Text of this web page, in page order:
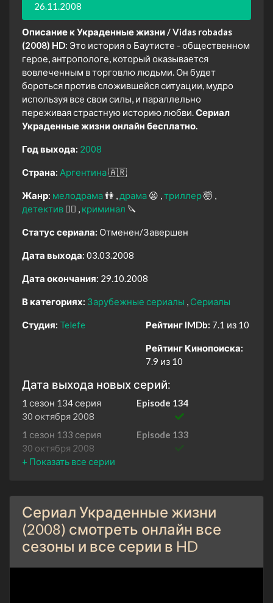
26.11.2008
Описание к Украденные жизни / Vidas robadas
(2008) HD: Это история о Баутисте - общественном
герое, антропологе, который оказывается
вовлеченным в торговлю людьми. Он будет
бороться против сложившейся ситуации, мудро
используя все свои силы, и параллельно
переживая страстную историю любви.Сериал
Украденные жизни онлайн бесплатно.
Год выхода: 2008
Страна: Аргентина🇦🇷
Жанр: мелодрама👫 драма 😫 триллер🤯
детектив 🕵️‍♂️ криминал 🔪
Статус сериала: Отменен/Завершен
Дата выхода: 03.03.2008
Дата окончания: 29.10.2008
В категориях: Зарубежные сериалы Сериалы
Студия: Telefe Рейтинг IMDb: 7.1 из 10
Рейтинг Кинопоиска:
7.9 из 10
Дата выхода новых серий:
1 сезон 134 серия
Episode 134
30 октября 2008
1 сезон 133 серия
Episode 133
30 октября 2008
1 сезон 132 серия
1 сезон 131 серия
Episode #1.131
1 января 2008
1 сезон 130 серия
Episode #1.130
1 января 2008
Сериал Украденные жизни
(2008) смотреть онлайн все
сезоны и все серии в HD